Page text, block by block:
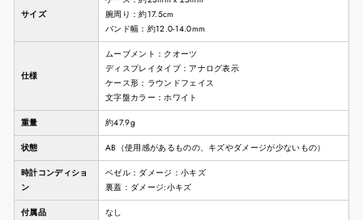
サイズ
腕周り：約17.5cm
バンド幅：約12.0-14.0mm
仕様
ムーブメント：クオーツ
ディスプレイタイプ：アナログ表示
ケース形：ラウンドフェイス
文字盤カラー：ホワイト
重量 約47.9g
状態 AB（使用感があるものの、キズやダメージが少ないもの）
時計コンディショ
ン
ベゼル：ダメージ：小キズ
裏蓋：ダメージ:小キズ
付属品 なし